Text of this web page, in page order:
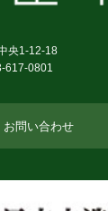
央1-12-18
0801
お問い合わせ